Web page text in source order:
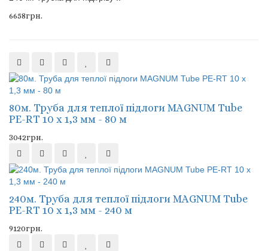
6658грн.
80м. Труба для теплої підлоги MAGNUM Tube
PE-RT 10 x 1,3 мм - 80 м
3042грн.
240м. Труба для теплої підлоги MAGNUM Tube
PE-RT 10 x 1,3 мм - 240 м
9120грн.